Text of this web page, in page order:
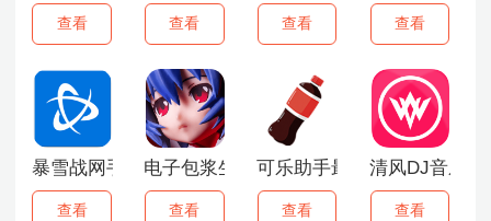
查看 查看 查看 查看
暴雪战网手机客户端
查看
电子包浆生成器手机版
查看
可乐助手最新版
查看
清风DJ音乐网
查看